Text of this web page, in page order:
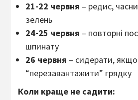
21-22 червня – редис,
зелень
24-25 червня – повторні
шпинату
26 червня – сидерати, якщо
“перезавантажити” грядку
Коли краще не садити: